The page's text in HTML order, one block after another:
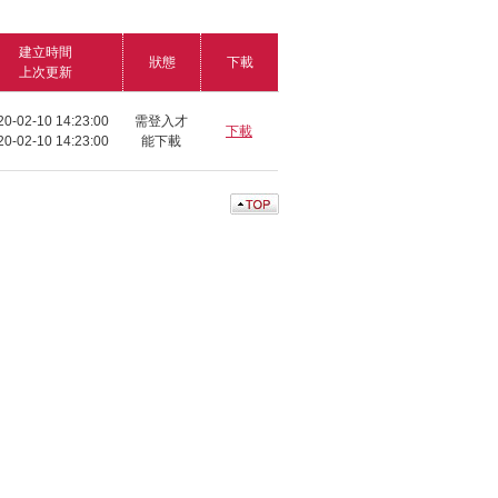
建立時間
上次更新
狀態 下載
02-10 14:23:00
02-10 14:23:00
需登入才
能下載
下載